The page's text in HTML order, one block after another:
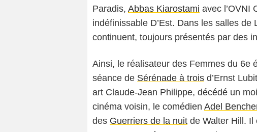
Paradis, Abbas Kiarostami avec l’OVNI
indéfinissable D’Est. Dans les salles de
continuent, toujours présentés par des
Ainsi, le réalisateur des Femmes du 6e
séance de Sérénade à trois d’Ernst
art Claude-Jean Philippe, décédé un
cinéma voisin, le comédien Adel
des Guerriers de la nuit de Walter Hill. Il